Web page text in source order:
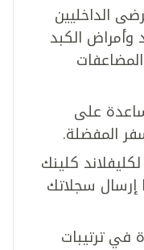
الداخليين
وأمراض الكبد
على
المفضلة.
كلينك
سجلاتك
في ترتيبات